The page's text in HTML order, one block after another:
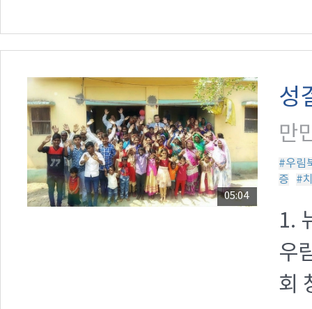
05:04
성
만
#우림
증
#
1.
우
회